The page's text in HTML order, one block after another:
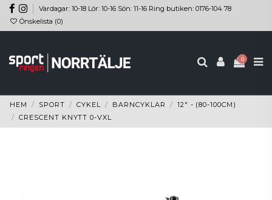
Vardagar: 10-18 Lör: 10-16 Sön: 11-16 Ring butiken: 0176-104 78
Önskelista (0)
0
HEM SPORT CYKEL BARNCYKLAR
12" - (80-100CM)
CRESCENT KNYTT 0-VXL